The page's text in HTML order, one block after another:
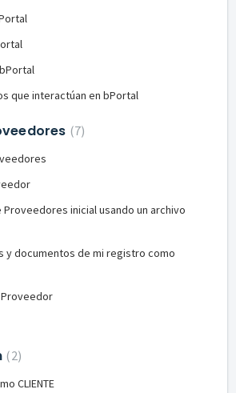
que interactúan en bPortal
7
Proveedores inicial usando un archivo
y documentos de mi registro como
2
CLIENTE